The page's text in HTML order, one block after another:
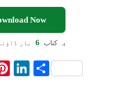
Now
یہ کتاب 6 بار
Pi Li S